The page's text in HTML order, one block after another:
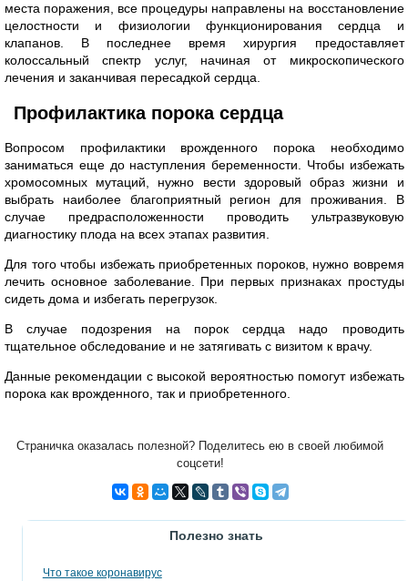
места поражения, все процедуры направлены на восстановление
целостности и физиологии функционирования сердца и
клапанов. В последнее время хирургия предоставляет
колоссальный спектр услуг, начиная от микроскопического
лечения и заканчивая пересадкой сердца.
Профилактика порока сердца
Вопросом профилактики врожденного порока необходимо
заниматься еще до наступления беременности. Чтобы избежать
хромосомных мутаций, нужно вести здоровый образ жизни и
выбрать наиболее благоприятный регион для проживания. В
случае предрасположенности проводить ультразвуковую
диагностику плода на всех этапах развития.
Для того чтобы избежать приобретенных пороков, нужно вовремя
лечить основное заболевание. При первых признаках простуды
сидеть дома и избегать перегрузок.
В случае подозрения на порок сердца надо проводить
тщательное обследование и не затягивать с визитом к врачу.
Данные рекомендации с высокой вероятностью помогут избежать
порока как врожденного, так и приобретенного.
Страничка оказалась полезной? Поделитесь ею в своей любимой
соцсети!
Полезно знать
Что такое коронавирус